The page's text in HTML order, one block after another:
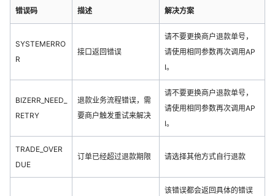
错误码 描述 解决方案
SYSTEMERRO
R
接口返回错误
请不要更换商户退款单号，
请使用相同参数再次调用AP
I。
BIZERR_NEED_
RETRY
退款业务流程错误，需
要商户触发重试来解决
请不要更换商户退款单号，
请使用相同参数再次调用AP
I。
TRADE_OVER
DUE
订单已经超过退款期限 请选择其他方式自行退款
该错误都会返回具体的错误